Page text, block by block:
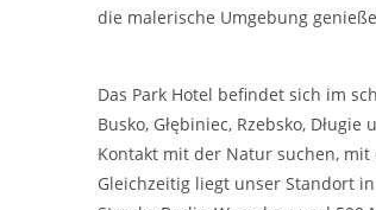
die malerische Umgebung
Das Park Hotel befindet sich im
Busko, Głębiniec, Rzebsko,
Kontakt mit der Natur suchen,
Gleichzeitig liegt unser Standort